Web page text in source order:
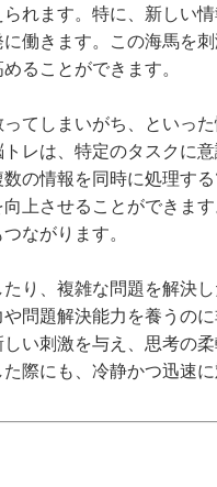
れます。特に、新しい
働きます。この海馬を
ることができます。
てしまいがち、といっ
レは、特定のタスクに
の情報を同時に処理する
向上させることができま
ながります。
り、複雑な問題を解決
問題解決能力を養うの
い刺激を与え、思考の
際にも、冷静かつ迅速